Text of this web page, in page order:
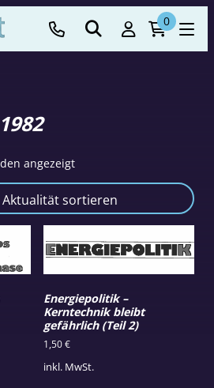
0
angezeigtNach
sortiert
Energiepolitik –
Kerntechnik bleibt
gefährlich (Teil 2)
1,50€
inkl. MwSt.